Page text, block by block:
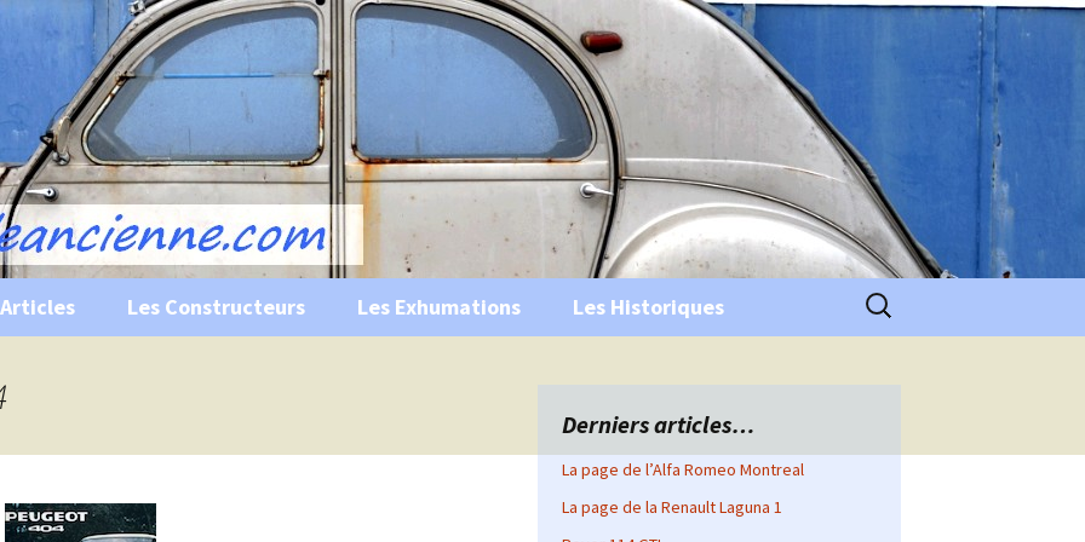
Ancienne
historiques …
Les Constructeurs Les Exhumations Les Historiques Rechercher :
Derniers articles…
La page de l’Alfa Romeo Montreal
La page de la Renault Laguna 1